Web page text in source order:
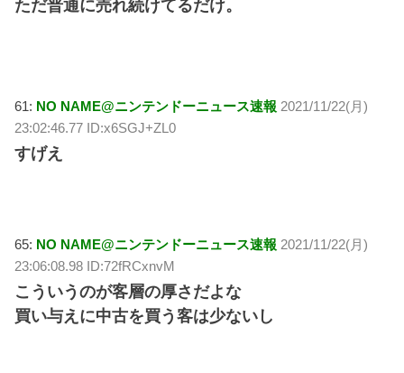
ただ普通に売れ続けてるだけ。
61: NO NAME@ニンテンドーニュース速報 2021/11/22(月)
23:02:46.77 ID:x6SGJ+ZL0
すげえ
65: NO NAME@ニンテンドーニュース速報 2021/11/22(月)
23:06:08.98 ID:72fRCxnvM
こういうのが客層の厚さだよな
買い与えに中古を買う客は少ないし